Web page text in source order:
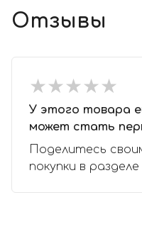
Отзывы
★★★★★
★★★★★
У этого товара
может стать
Поделитесь
покупки в разделе